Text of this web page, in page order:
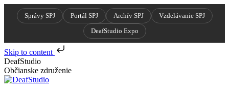
Správy SPJ Portál SPJ Archív SPJ
Vzdelávanie SPJ
DeafStudio Expo
Skip to content
Skip
to
content
DeafStudio
Občianske združenie